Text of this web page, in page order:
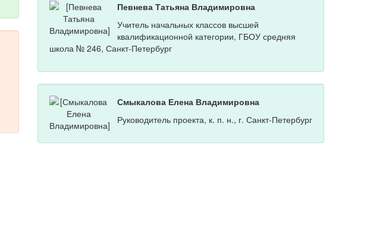
Певнева Татьяна Владимировна
Учитель начальных классов высшей
квалификационной категории, ГБОУ средняя
школа № 246, Санкт-Петербург
Смыкалова Елена Владимировна
Руководитель проекта, к. п. н., г. Санкт-Петербург